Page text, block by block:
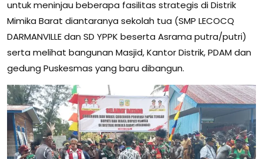
untuk meninjau beberapa fasilitas strategis di Distrik
Mimika Barat diantaranya sekolah tua (SMP LECOCQ
DARMANVILLE dan SD YPPK beserta Asrama putra/putri)
serta melihat bangunan Masjid, Kantor Distrik, PDAM dan
gedung Puskesmas yang baru dibangun.